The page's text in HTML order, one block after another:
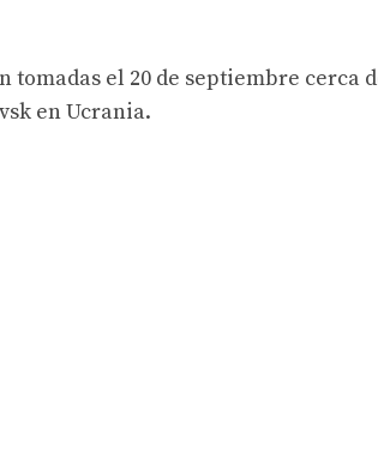
tomadas el 20 de septiembre cerca
en Ucrania.